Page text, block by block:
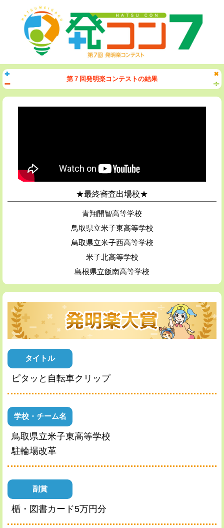
第７回発明楽コンテストの結果
★最終審査出場校★
青翔開智高等学校
鳥取県立米子東高等学校
鳥取県立米子西高等学校
米子北高等学校
島根県立飯南高等学校
タイトル
ピタッと自転車クリップ
学校・チーム名
鳥取県立米子東高等学校
駐輪場改革
副賞
楯・図書カード5万円分